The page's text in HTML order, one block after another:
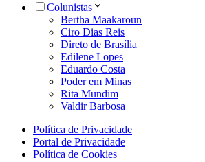
Colunistas
Bertha Maakaroun
Ciro Dias Reis
Direto de Brasília
Edilene Lopes
Eduardo Costa
Poder em Minas
Rita Mundim
Valdir Barbosa
Política de Privacidade
Portal de Privacidade
Política de Cookies